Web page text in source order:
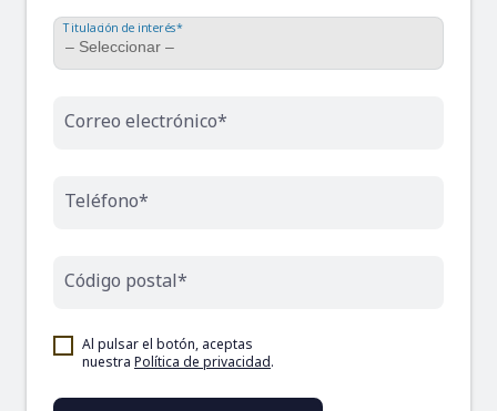
Titulación de interés*
Correo electrónico*
Teléfono*
Código postal*
Al pulsar el botón, aceptas
nuestra Política de privacidad.